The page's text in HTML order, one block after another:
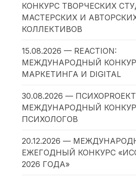
КОНКУРС ТВОРЧЕСКИХ
МАСТЕРСКИХ И
КОЛЛЕКТИВОВ
15.08.2026 — REACTION:
МЕЖДУНАРОДНЫЙ
МАРКЕТИНГА И DIGITAL
30.08.2026 —
МЕЖДУНАРОДНЫЙ
ПСИХОЛОГОВ
20.12.2026 —
ЕЖЕГОДНЫЙ КОНКУРС
2026 ГОДА»